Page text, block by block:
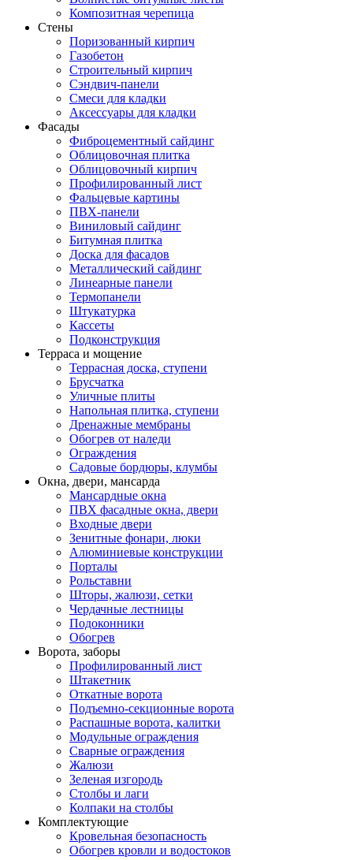
Композитная черепица
Стены
Поризованный кирпич
Газобетон
Строительный кирпич
Сэндвич-панели
Смеси для кладки
Аксессуары для кладки
Фасады
Фиброцементный сайдинг
Облицовочная плитка
Облицовочный кирпич
Профилированный лист
Фальцевые картины
ПВХ-панели
Виниловый сайдинг
Битумная плитка
Доска для фасадов
Металлический сайдинг
Линеарные панели
Термопанели
Штукатурка
Кассеты
Подконструкция
Терраса и мощение
Террасная доска, ступени
Брусчатка
Уличные плиты
Напольная плитка, ступени
Дренажные мембраны
Обогрев от наледи
Ограждения
Садовые бордюры, клумбы
Окна, двери, мансарда
Мансардные окна
ПВХ фасадные окна, двери
Входные двери
Зенитные фонари, люки
Алюминиевые конструкции
Порталы
Рольставни
Шторы, жалюзи, сетки
Чердачные лестницы
Подоконники
Обогрев
Ворота, заборы
Профилированный лист
Штакетник
Откатные ворота
Подъемно-секционные ворота
Распашные ворота, калитки
Модульные ограждения
Сварные ограждения
Жалюзи
Зеленая изгородь
Столбы и лаги
Колпаки на столбы
Комплектующие
Кровельная безопасность
Обогрев кровли и водостоков